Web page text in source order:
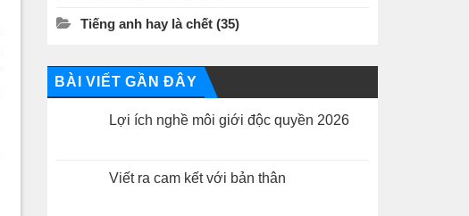
Tiếng anh hay là chết (35)
BÀI VIẾT GẦN ĐÂY
Lợi ích nghề môi giới độc quyền 2026
luận
ở
Viết ra cam kết với bản thân